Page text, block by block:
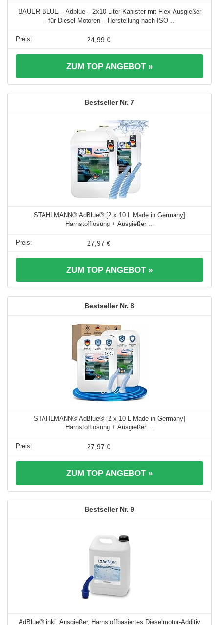
BAUER BLUE – Adblue – 2x10 Liter Kanister mit Flex-Ausgießer
– für Diesel Motoren – Herstellung nach ISO ...
24,99 €
ZUM TOP ANGEBOT »
7
STAHLMANN® AdBlue® [2 x 10 L Made in Germany]
Harnstofflösung + Ausgießer ...
27,97 €
ZUM TOP ANGEBOT »
8
STAHLMANN® AdBlue® [2 x 10 L Made in Germany]
Harnstofflösung + Ausgießer ...
27,97 €
ZUM TOP ANGEBOT »
9
AdBlue® inkl. Ausgießer, Harnstoffbasiertes Dieselmotor-Additiv